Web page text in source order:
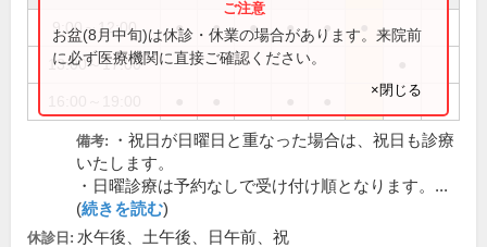
9:00～12:00 ● ● ● ● ●
13:00～17:00
お盆(8月中旬)は休診・休業の場合があります。来院前
に必ず医療機関に直接ご確認ください。
×閉じる
備考:
・祝日が日曜日と重なった場合は、祝日も診療
いたします。
・日曜診療は予約なしで受け付け順となります。...
(続きを読む)
休診日: 水午後、土午後、日午前、祝